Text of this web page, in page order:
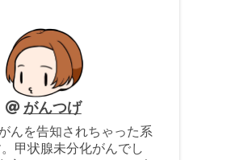
がんつげ
んを告知されちゃった系
甲状腺未分化がんでし